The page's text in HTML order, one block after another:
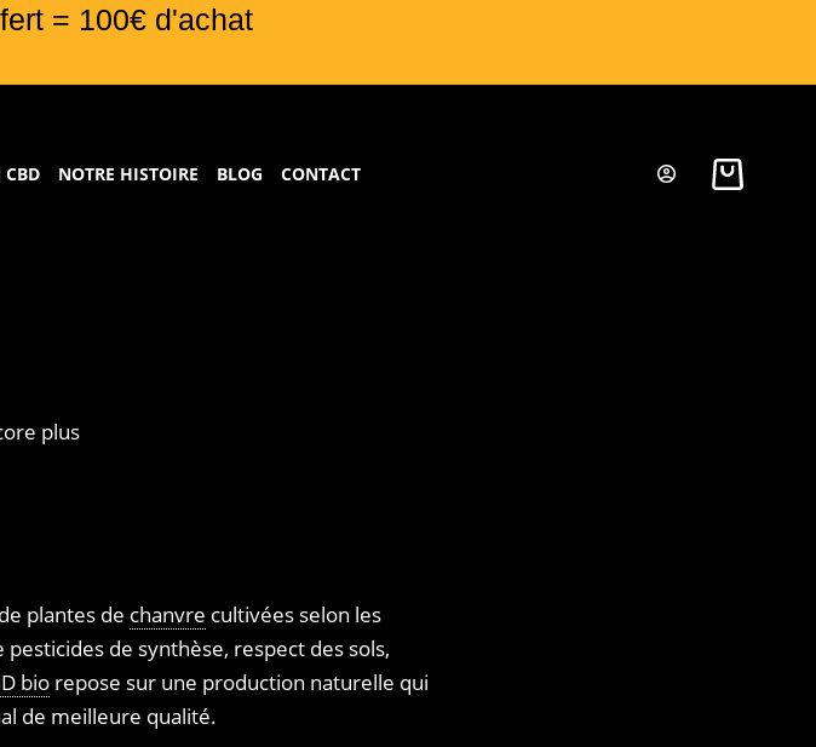
= 100€ d'achat
CBD NOTRE HISTOIRE BLOG CONTACT
plus
plantes de chanvre cultivées selon les
de synthèse, respect des sols,
bio repose sur une production naturelle qui
de meilleure qualité.